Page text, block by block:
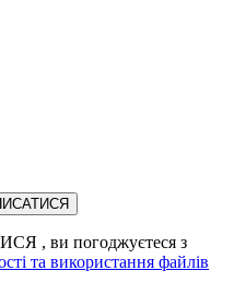
, ви погоджуєтеся з
та використання файлів